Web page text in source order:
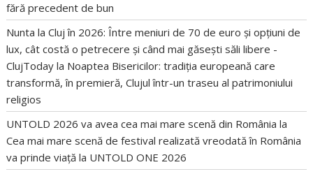
fără precedent de bun
Nunta la Cluj în 2026: Între meniuri de 70 de euro și opțiuni de
lux, cât costă o petrecere și când mai găsești săli libere -
ClujToday la Noaptea Bisericilor: tradiția europeană care
transformă, în premieră, Clujul într-un traseu al patrimoniului
religios
UNTOLD 2026 va avea cea mai mare scenă din România la
Cea mai mare scenă de festival realizată vreodată în România
va prinde viață la UNTOLD ONE 2026